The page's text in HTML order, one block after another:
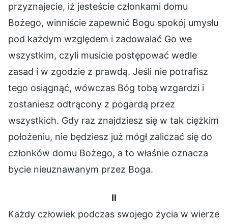
przyznajecie, iż jesteście członkami domu
Bożego, winniście zapewnić Bogu spokój umysłu
pod każdym względem i zadowalać Go we
wszystkim, czyli musicie postępować wedle
zasad i w zgodzie z prawdą. Jeśli nie potrafisz
tego osiągnąć, wówczas Bóg tobą wzgardzi i
zostaniesz odtrącony z pogardą przez
wszystkich. Gdy raz znajdziesz się w tak ciężkim
położeniu, nie będziesz już mógł zaliczać się do
członków domu Bożego, a to właśnie oznacza
bycie nieuznawanym przez Boga.
II
Każdy człowiek podczas swojego życia w wierze